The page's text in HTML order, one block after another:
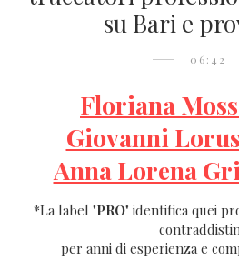
su Bari e
06:42
Floriana
Giovanni
Anna Lorena
*La label "PRO" identifica quei
per anni di esperienza e